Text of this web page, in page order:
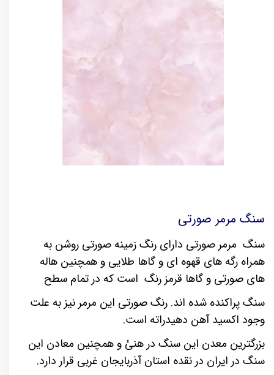
سنگ مرمر صورتی
سنگ مرمر صورتی دارای رنگ زمینه صورتی روشن به
همراه رگه های قهوه ای و گاها طلایی و همچنین هاله
های صورتی و گاها قرمز رنگ است که در تمام سطح
سنگ پراکنده شده اند. رنگ صورتی این مرمر نیز به علت
وجود اکسید آهن دهیدراته است.
بزرگترین معدن این سنگ در هنئ و همچنین معادن این
سنگ در ایران در نقده استان آذربایجان غربی قرار دارد.